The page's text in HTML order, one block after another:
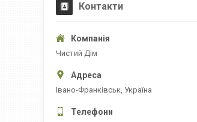
Контакти
Чистий Дім
Івано-Франківськ, Україна